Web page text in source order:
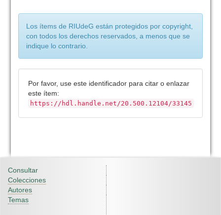
Los ítems de RIUdeG están protegidos por copyright,
con todos los derechos reservados, a menos que se
indique lo contrario.
Por favor, use este identificador para citar o enlazar
este ítem:
https://hdl.handle.net/20.500.12104/33145
Consultar
Colecciones
Autores
Temas